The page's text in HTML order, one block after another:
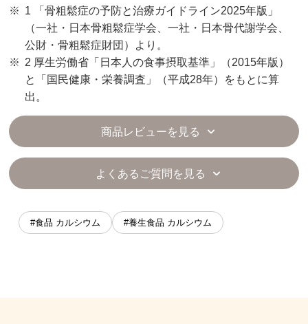
1 「骨粗鬆症の予防と治療ガイドライン2025年版」
（一社・日本骨粗鬆症学会、一社・日本骨代謝学会、
公財・骨粗鬆症財団）より。
2 厚生労働省「日本人の食事摂取基準」（2015年版）
と「国民健康・栄養調査」（平成28年）をもとに算
出。
商品レビューを見る
よくあるご質問を見る
#食品 カルシウム #養生食品 カルシウム